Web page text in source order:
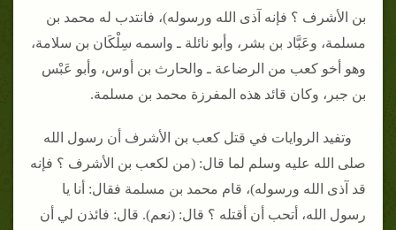
بن الأشرف ‏؟‏ فإنه آذى الله ورسوله‏)‏، فانتدب له محمد بن
مسلمة، وعَبَّاد بن بشر، وأبو نائلة ـ واسمه سِلْكَان بن سلامة،
وهو أخو كعب من الرضاعة ـ والحارث بن أوس، وأبو عَبْس
بن جبر، وكان قائد هذه المفرزة محمد بن مسلمة‏.‏
وتفيد الروايات في قتل كعب بن الأشرف أن رسول الله
صلى الله عليه وسلم لما قال‏:‏ ‏(‏من لكعب بن الأشرف ‏؟‏ فإنه
قد آذى الله ورسوله‏)‏، قام محمد بن مسلمة فقال‏:‏ أنا يا
رسول الله، أتحب أن أقتله ‏؟‏ قال‏:‏ ‏(‏نعم‏)‏‏.‏ قال‏:‏ فائذن لي أن